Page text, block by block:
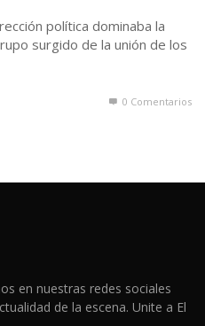
política dominaba la
surgido de la unión de los
0 Comentarios
en nuestras redes sociales
de la escena. Unite a El